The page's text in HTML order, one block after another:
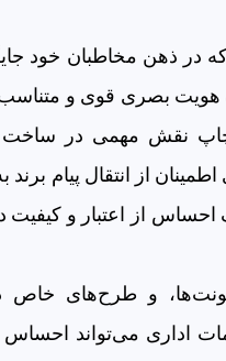
در ذهن مخاطبان خود
هویت بصری قوی و متناسب
نقش مهمی در ساخت
اطمینان از انتقال پیام برند
احساس از اعتبار و کیفیت
فونت‌ها، و طرح‌های
اداری می‌تواند